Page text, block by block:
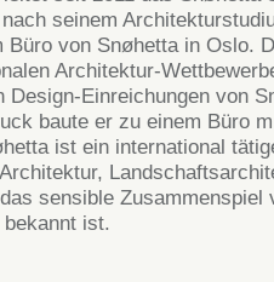
seinem
von Snøhetta in Oslo.
Architektur-
Einreichungen von
baute er zu einem Büro
ist ein international
sensible Zusammenspiel
ist.